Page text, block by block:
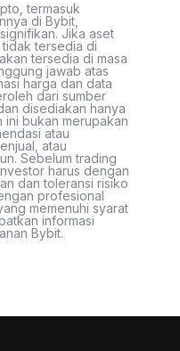
termasuk
di Bybit,
Jika aset
tersedia di
tersedia di masa
jawab atas
harga dan data
dari sumber
disediakan hanya
ini bukan merupakan
atau
atau
Sebelum trading
harus dengan
dan toleransi risiko
profesional
memenuhi syarat
informasi
Bybit.